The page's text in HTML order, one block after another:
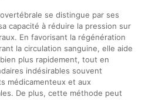
se distingue par ses
capacité à réduire la pression sur
En favorisant la régénération
la circulation sanguine, elle aide
plus rapidement, tout en
indésirables souvent
médicamenteux et aux
De plus, cette méthode peut